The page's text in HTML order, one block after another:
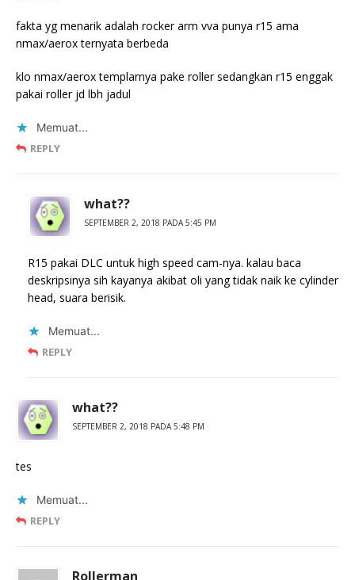
fakta yg menarik adalah rocker arm vva punya r15 ama
nmax/aerox ternyata berbeda
klo nmax/aerox templarnya pake roller sedangkan r15 enggak
pakai roller jd lbh jadul
Memuat...
REPLY
what??
SEPTEMBER 2, 2018 PADA 5:45 PM
R15 pakai DLC untuk high speed cam-nya. kalau baca
deskripsinya sih kayanya akibat oli yang tidak naik ke cylinder
head, suara berisik.
Memuat...
REPLY
what??
SEPTEMBER 2, 2018 PADA 5:48 PM
tes
Memuat...
REPLY
Rollerman